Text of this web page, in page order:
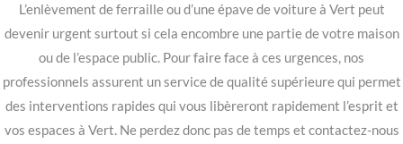
L’enlèvement de ferraille ou d’une épave de voiture à Vert peut
devenir urgent surtout si cela encombre une partie de votre maison
ou de l’espace public. Pour faire face à ces urgences, nos
professionnels assurent un service de qualité supérieure qui permet
des interventions rapides qui vous libèreront rapidement l’esprit et
vos espaces à Vert. Ne perdez donc pas de temps et contactez-nous